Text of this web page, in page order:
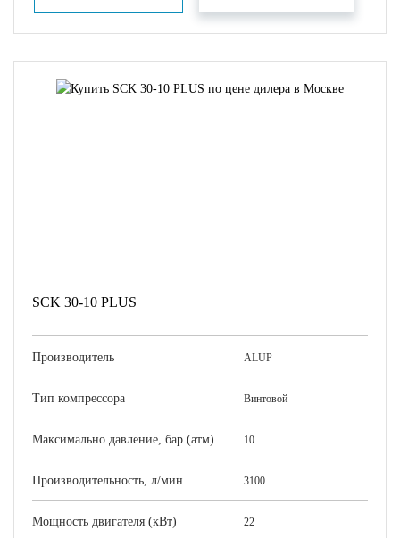
SCK 30-10 PLUS
Производитель ALUP
Тип компрессора Винтовой
Максимально давление, бар (атм) 10
Производительность, л/мин 3100
Мощность двигателя (кВт) 22